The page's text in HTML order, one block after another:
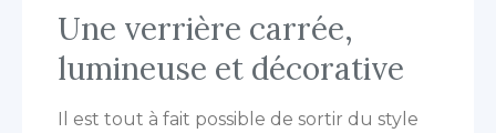
Une verrière carrée,
lumineuse et décorative
Il est tout à fait possible de sortir du style